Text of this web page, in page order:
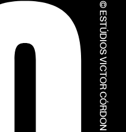
© ESTÚDIOS VICTOR CÓRDON